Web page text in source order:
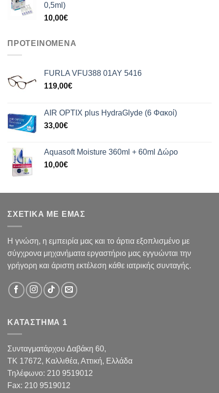
0,5ml)
10,00€
ΠΡΟΤΕΙΝΟΜΕΝΑ
FURLA VFU388 01AY 5416
119,00€
AIR OPTIX plus HydraGlyde (6 Φακοί)
33,00€
Aquasoft Moisture 360ml + 60ml Δώρο
10,00€
ΣΧΕΤΙΚΑ ΜΕ ΕΜΑΣ
Η γνώση, η εμπειρία μας και το άρτια εξοπλισμένο με
σύγχρονα μηχανήματα εργαστήριο μας εγγυώνται την
γρήγορη και άριστη εκτέλεση κάθε ιατρικής συνταγής.
ΚΑΤΑΣΤΗΜΑ 1
Συνταγματάρχου Δαβάκη 60,
TK 17672, Καλλιθέα, Αττική, Ελλάδα
Τηλέφωνο: 210 9519012
Fax: 210 9519012